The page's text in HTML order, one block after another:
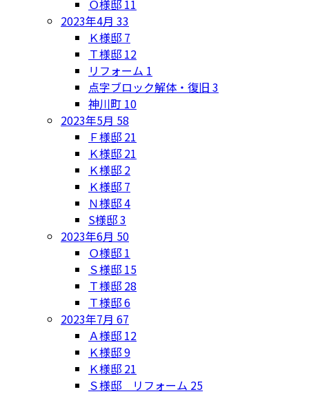
Ｏ様邸 11
2023年4月 33
Ｋ様邸 7
Ｔ様邸 12
リフォーム 1
点字ブロック解体・復旧 3
神川町 10
2023年5月 58
Ｆ様邸 21
Ｋ様邸 21
Ｋ様邸 2
Ｋ様邸 7
Ｎ様邸4
S様邸3
2023年6月 50
Ｏ様邸 1
Ｓ様邸 15
Ｔ様邸 28
Ｔ様邸6
2023年7月 67
Ａ様邸 12
Ｋ様邸9
Ｋ様邸 21
Ｓ様邸 リフォーム 25